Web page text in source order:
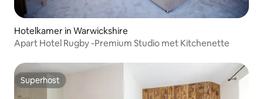
Hotelkamer in Warwickshire
Apart Hotel Rugby -Premium Studio met Kitchenette
Superhost
Superhost